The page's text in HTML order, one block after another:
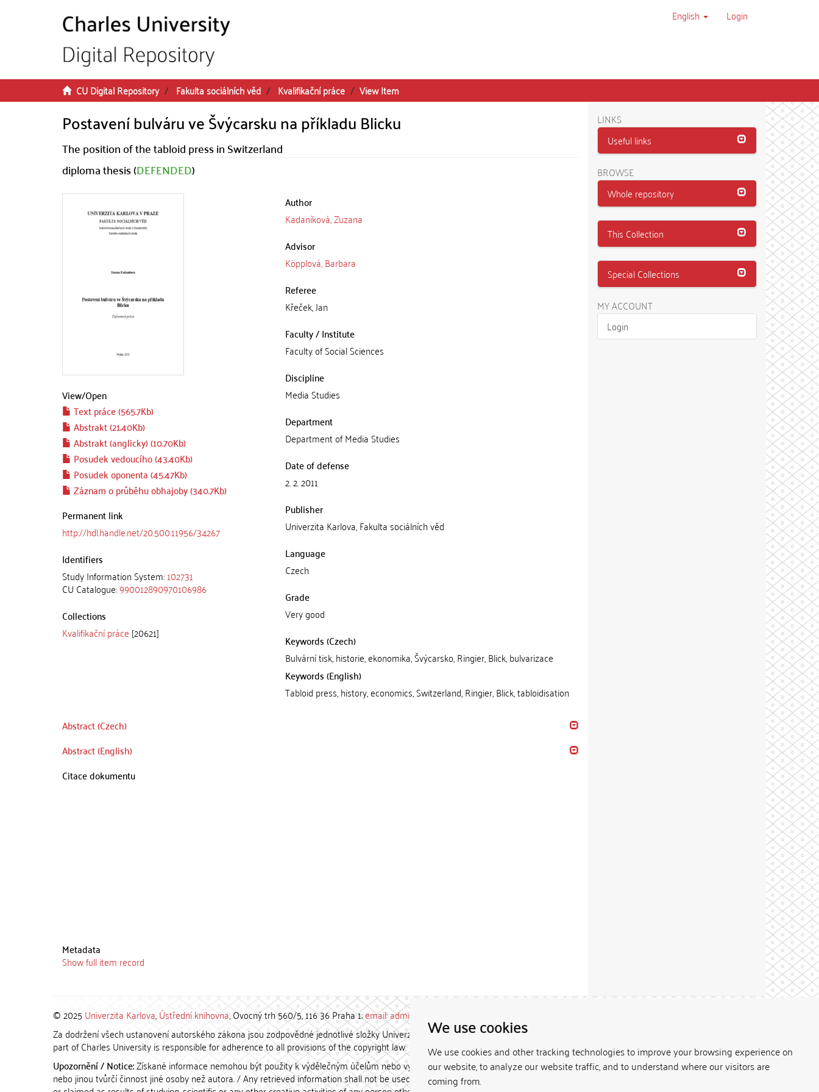
We use cookies
We use cookies and other tracking technologies to improve your browsing experience on
our website, to analyze our website traffic, and to understand where our visitors are
coming from.
English Login
CU Digital Repository Fakulta sociálních věd Kvalifikační práce View Item
Postavení bulváru ve Švýcarsku na příkladu Blicku
The position of the tabloid press in Switzerland
diploma thesis (DEFENDED)
View/Open
Text práce (565.7Kb)
Abstrakt (21.40Kb)
Abstrakt (anglicky) (10.70Kb)
Posudek vedoucího (43.40Kb)
Posudek oponenta (45.47Kb)
Záznam o průběhu obhajoby (340.7Kb)
Permanent link
http://hdl.handle.net/20.500.11956/34267
Identifiers
Study Information System:102731
CU Catalogue:990012890970106986
Collections
Kvalifikační práce [20621]
Author
Kadaníková, Zuzana
Advisor
Köpplová, Barbara
Referee
Křeček, Jan
Faculty / Institute
Faculty of Social Sciences
Discipline
Media Studies
Department
Department of Media Studies
Date of defense
2. 2. 2011
Publisher
Univerzita Karlova, Fakulta sociálních věd
Language
Czech
Grade
Very good
Keywords (Czech)
Bulvární tisk, historie, ekonomika, Švýcarsko, Ringier, Blick, bulvarizace
Keywords (English)
Tabloid press, history, economics, Switzerland, Ringier, Blick, tabloidisation
Abstract (Czech)
Abstract (English)
Citace dokumentu
Metadata
Show full item record
LINKS
Useful links
BROWSE
Whole repository
This Collection
Special Collections
MY ACCOUNT
Login
© 2025 Univerzita Karlova,Ústřední knihovna, Ovocný trh 560/5, 116 36 Praha 1;email: admin-repozitar [at] cuni.cz
Za dodržení všech ustanovení autorského zákona jsou zodpovědné jednotlivé složky Univerzity Karlovy. / Each constituent
part of Charles University is responsible for adherence to all provisions of the copyright law.
Upozornění / Notice:Získané informace nemohou být použity k výdělečným účelům nebo vydávány za studijní, vědeckou
nebo jinou tvůrčí činnost jiné osoby než autora. / Any retrieved information shall not be used for any commercial purposes